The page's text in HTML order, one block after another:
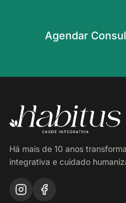
Agendar
Há mais de 10 anos
integrativa e cuidado